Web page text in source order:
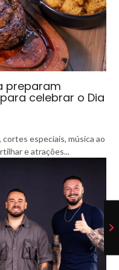
preparam
celebrar o Dia
especiais, música ao
e atrações...